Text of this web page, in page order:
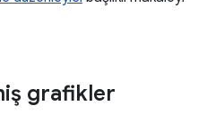
grafikler